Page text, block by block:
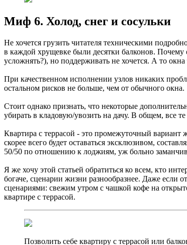
Миф 6. Холод, снег и сосульки
Не хочется грузить читателя техническими
в каждой хрущевке были десятки балконов. Почему
усложнять?), но поддерживать не хочется. А то
При качественном исполнении узлов никаких
остальном рисков не больше, чем от обычного окна.
Стоит однако признать, что некоторые
убирать в кладовую/увозить на дачу. В общем, все
Квартира с террасой - это промежуточный вариант
скорее всего будет оставаться эксклюзивом,
50/50 по отношению к лоджиям, уж больно
Я же хочу этой статьей обратиться ко всем, кто
богаче, сценарии жизни разнообразнее. Даже если
сценариями: свежим утром с чашкой кофе на
квартире с террасой.
Позволить себе квартиру с террасой или